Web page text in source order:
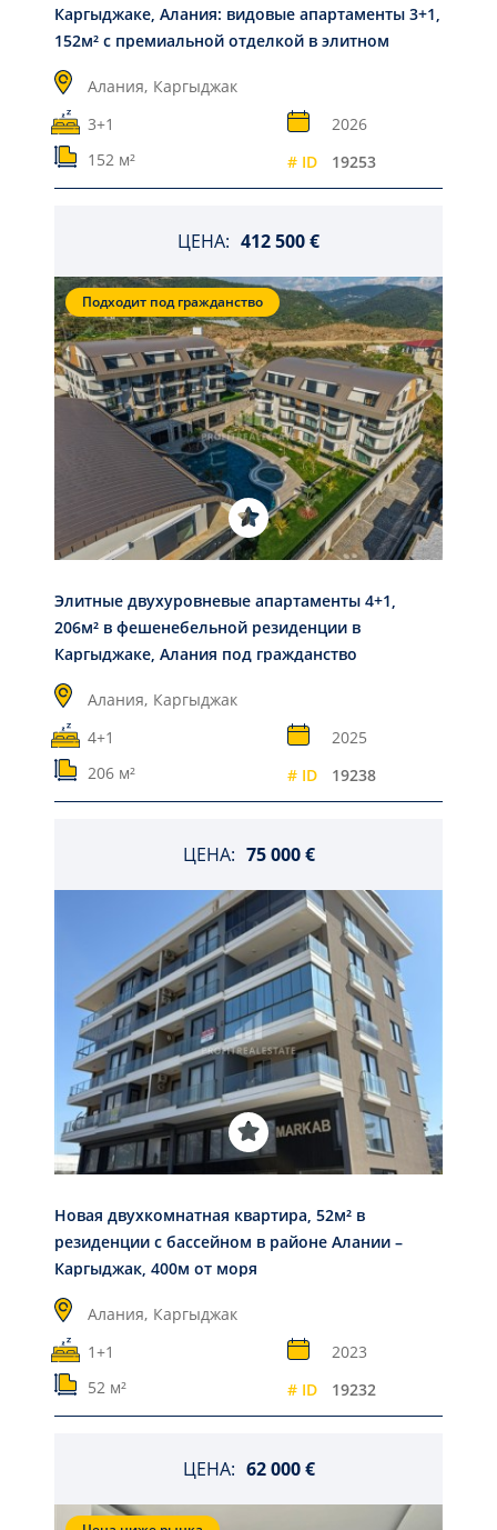
Каргыджаке, Алания: видовые апартаменты 3+1,
152м² с премиальной отделкой в элитном
комплексе
Алания, Каргыджак
3+1
2026
152 м²
# ID 19253
ЦЕНА: 412 500 €
Подходит под гражданство
Элитные двухуровневые апартаменты 4+1,
206м² в фешенебельной резиденции в
Каргыджаке, Алания под гражданство
Алания, Каргыджак
4+1
2025
206 м²
# ID 19238
ЦЕНА: 75 000 €
Новая двухкомнатная квартира, 52м² в
резиденции с бассейном в районе Алании –
Каргыджак, 400м от моря
Алания, Каргыджак
1+1
2023
52 м²
# ID 19232
ЦЕНА: 62 000 €